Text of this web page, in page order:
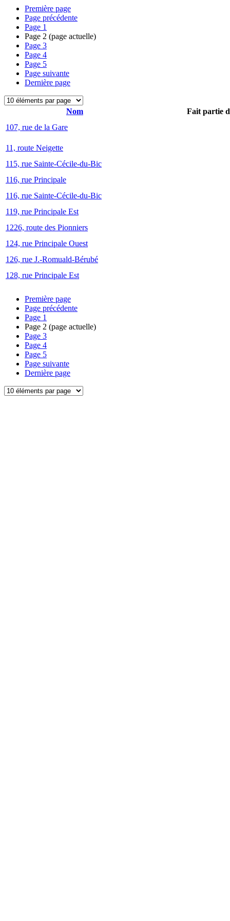
Première page
Page précédente
Page 1
Page 2 (page actuelle)
Page 3
Page 4
Page 5
Page suivante
Dernière page
Nom
Fait partie
107, rue de la Gare
11, route Neigette
115, rue Sainte-Cécile-du-Bic
116, rue Principale
116, rue Sainte-Cécile-du-Bic
119, rue Principale Est
1226, route des Pionniers
124, rue Principale Ouest
126, rue J.-Romuald-Bérubé
128, rue Principale Est
Première page
Page précédente
Page 1
Page 2 (page actuelle)
Page 3
Page 4
Page 5
Page suivante
Dernière page